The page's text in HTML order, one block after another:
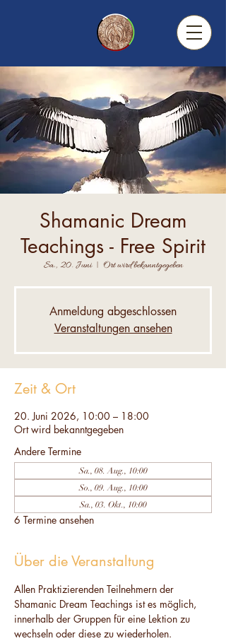
Shamanic Dream
Teachings - Free Spirit
Sa., 20. Juni
  |
Ort wird bekanntgegeben
Anmeldung abgeschlossen
Veranstaltungen ansehen
Zeit & Ort
20. Juni 2026, 10:00 – 18:00
Ort wird bekanntgegeben
Andere Termine
Sa., 08. Aug., 10:00
So., 09. Aug., 10:00
Sa., 03. Okt., 10:00
6 Termine ansehen
Über die Veranstaltung
Allen Praktizierenden Teilnehmern der
Shamanic Dream Teachings ist es möglich,
innerhalb der Gruppen für eine Lektion zu
wechseln oder diese zu wiederholen.